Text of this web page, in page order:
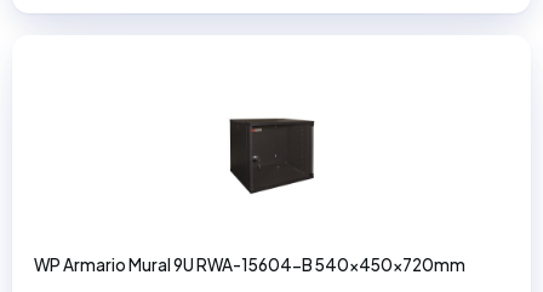
WP Armario Mural 9U RWA-15604-B 540x450x720mm